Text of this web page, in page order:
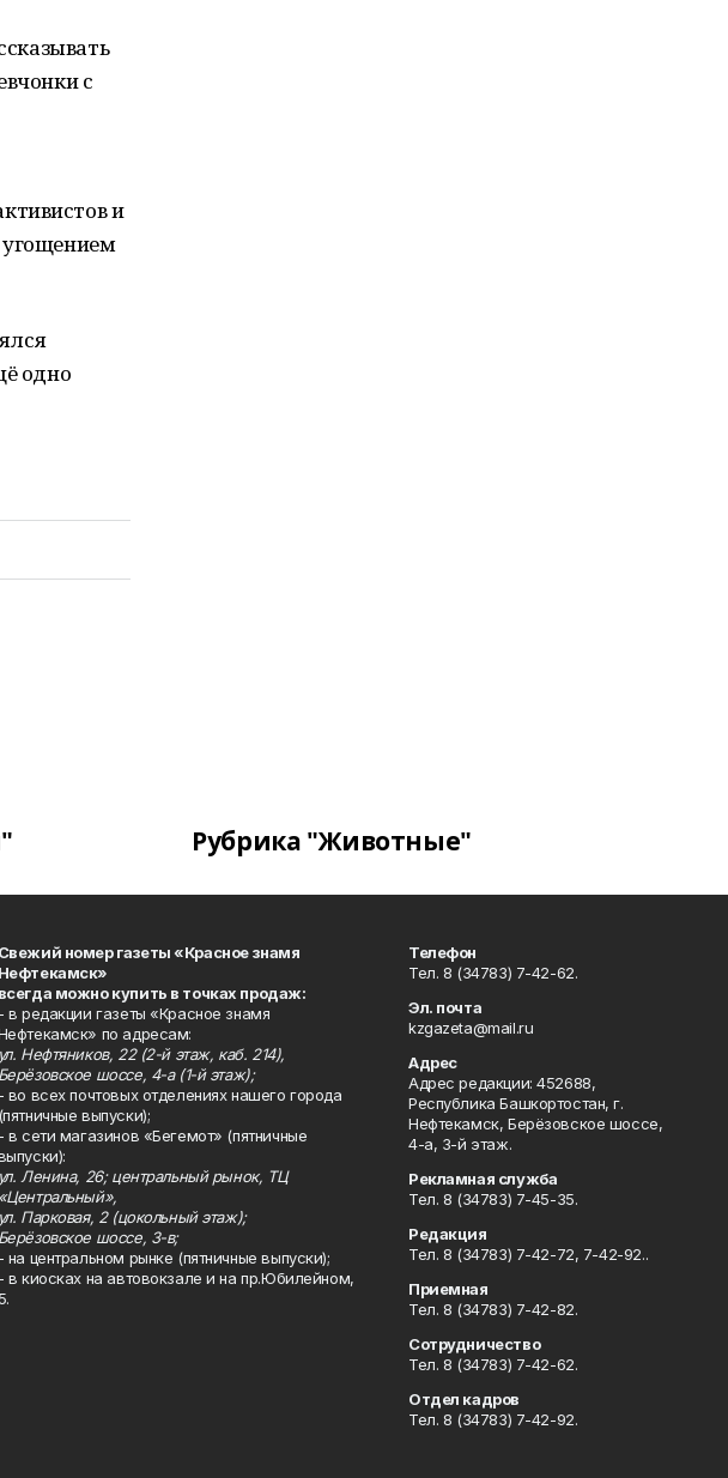
с
и
угощением
одно
Рубрика "Животные"
Свежий номер газеты «Красное знамя
Нефтекамск»
всегда можно купить в точках продаж:
- в редакции газеты «Красное знамя
по адресам:
ул. Нефтяников, 22 (2-й этаж, каб. 214),
Берёзовское шоссе, 4-а (1-й этаж);
- во всех почтовых отделениях нашего города
(пятничные выпуски);
- в сети магазинов «Бегемот» (пятничные
ул. Ленина, 26; центральный рынок, ТЦ
«Центральный»,
ул. Парковая, 2 (цокольный этаж);
Берёзовское шоссе, 3-в;
- на центральном рынке (пятничные выпуски);
- в киосках на автовокзале и на пр.Юбилейном,
5.
Телефон
Тел. 8 (34783) 7-42-62.
Эл. почта
kzgazeta@mail.ru
Адрес
Адрес редакции: 452688,
Республика Башкортостан, г.
Нефтекамск, Берёзовское шоссе,
4-а, 3-й этаж.
Рекламная служба
Тел. 8 (34783) 7-45-35.
Редакция
Тел. 8 (34783) 7-42-72, 7-42-92..
Приемная
Тел. 8 (34783) 7-42-82.
Сотрудничество
Тел. 8 (34783) 7-42-62.
Отдел кадров
Тел. 8 (34783) 7-42-92.